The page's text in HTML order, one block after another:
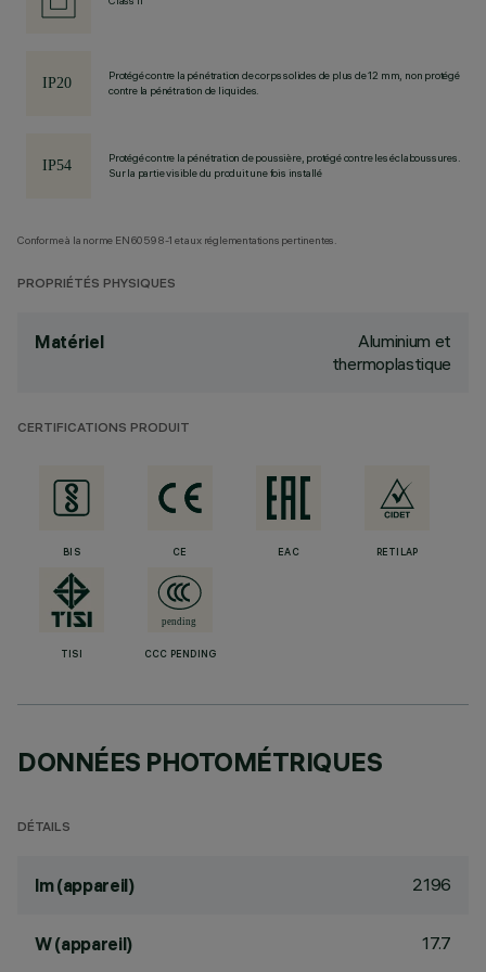
Protégé contre la pénétration de corps solides de plus de 12 mm, non protégé
contre la pénétration de liquides.
Protégé contre la pénétration de poussière, protégé contre les éclaboussures.
Sur la partie visible du produit une fois installé
Conforme à la norme EN60598-1 et aux réglementations pertinentes.
PROPRIÉTÉS PHYSIQUES
Matériel
Aluminium et
thermoplastique
CERTIFICATIONS PRODUIT
BIS CE EAC RETILAP
TISI CCC PENDING
DONNÉES PHOTOMÉTRIQUES
DÉTAILS
lm (appareil) 2196
W (appareil) 17.7